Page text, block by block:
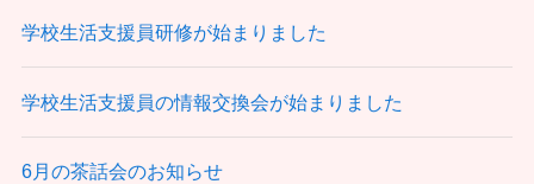
学校生活支援員研修が始まりました
学校生活支援員の情報交換会が始まりました
6月の茶話会のお知らせ